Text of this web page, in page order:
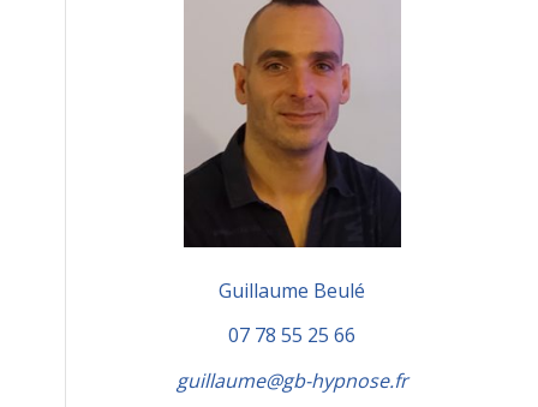
Guillaume Beulé
07 78 55 25 66
guillaume@gb-hypnose.fr